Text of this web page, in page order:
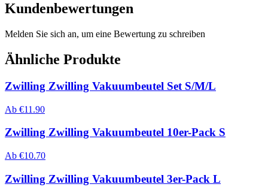
Kundenbewertungen
Melden Sie sich an, um eine Bewertung zu schreiben
Ähnliche Produkte
Zwilling Zwilling Vakuumbeutel Set S/M/L
Ab €11.90
Zwilling Zwilling Vakuumbeutel 10er-Pack S
Ab €10.70
Zwilling Zwilling Vakuumbeutel 3er-Pack L